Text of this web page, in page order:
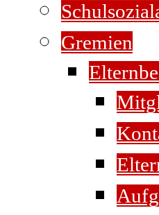
Gremien